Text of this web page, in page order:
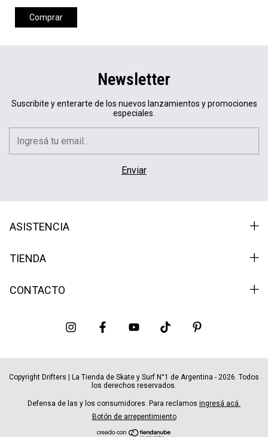
Comprar
Newsletter
Suscribite y enterarte de los nuevos lanzamientos y promociones
especiales.
ASISTENCIA
TIENDA
CONTACTO
Copyright Drifters | La Tienda de Skate y Surf N°1 de Argentina - 2026. Todos
los derechos reservados.
Defensa de las y los consumidores. Para reclamos ingresá acá.
Botón de arrepentimiento